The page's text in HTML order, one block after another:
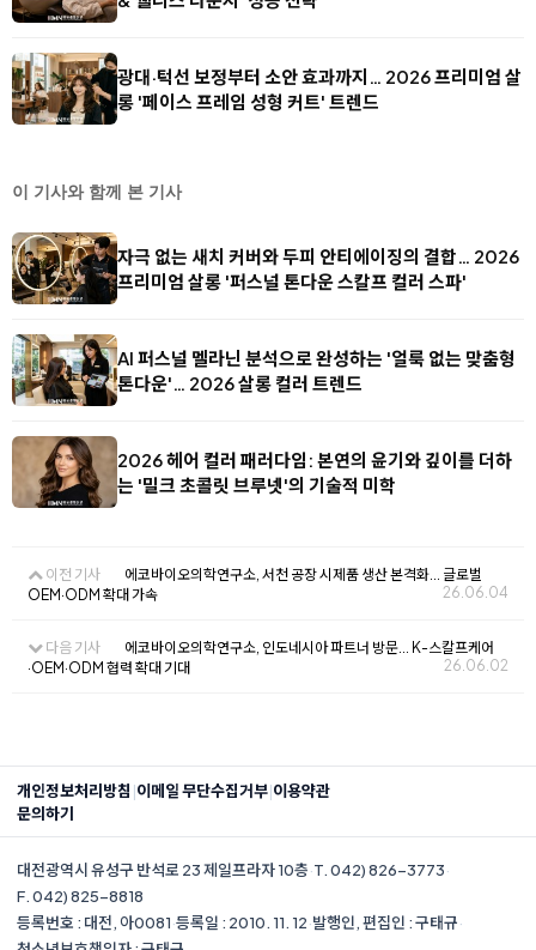
광대·턱선 보정부터 소안 효과까지… 2026 프리미엄 살
롱 '페이스 프레임 성형 커트' 트렌드
이 기사와 함께 본 기사
자극 없는 새치 커버와 두피 안티에이징의 결합… 2026
프리미엄 살롱 '퍼스널 톤다운 스칼프 컬러 스파'
AI 퍼스널 멜라닌 분석으로 완성하는 '얼룩 없는 맞춤형
톤다운'… 2026 살롱 컬러 트렌드
2026 헤어 컬러 패러다임: 본연의 윤기와 깊이를 더하
는 '밀크 초콜릿 브루넷'의 기술적 미학
이전 기사
에코바이오의학연구소, 서천 공장 시제품 생산 본격화... 글로벌
OEM·ODM 확대 가속
26.06.04
다음 기사
에코바이오의학연구소, 인도네시아 파트너 방문... K-스칼프케어
·OEM·ODM 협력 확대 기대
26.06.02
개인정보처리방침 |이메일 무단수집거부|이용약관
문의하기
대전광역시 유성구 반석로 23 제일프라자 10층·T. 042) 826-3773·
F. 042) 825-8818
등록번호 : 대전, 아0081·등록일 : 2010. 11. 12·발행인, 편집인 : 구태규·